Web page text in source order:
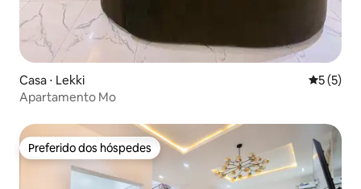
Casa ⋅ Lekki 5 de
5 (5)
Apartamento Mo
Preferido dos hóspedes
Preferido dos hóspedes